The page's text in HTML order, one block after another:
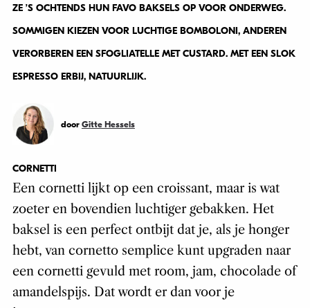
ZE ’S OCHTENDS HUN FAVO BAKSELS OP VOOR ONDERWEG.
SOMMIGEN KIEZEN VOOR LUCHTIGE BOMBOLONI, ANDEREN
VERORBEREN EEN SFOGLIATELLE MET CUSTARD. MET EEN SLOK
ESPRESSO ERBIJ, NATUURLIJK.
door Gitte Hessels
CORNETTI
Een cornetti lijkt op een croissant, maar is wat
zoeter en bovendien luchtiger gebakken. Het
baksel is een perfect ontbijt dat je, als je honger
hebt, van cornetto semplice kunt upgraden naar
een cornetti gevuld met room, jam, chocolade of
amandelspijs. Dat wordt er dan voor je